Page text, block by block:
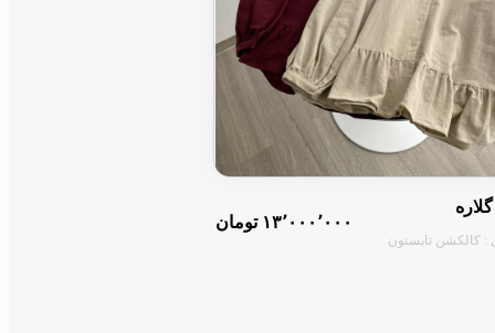
: کالکشن تابستون
۱۳٬۰۰۰٬۰۰۰ تومان